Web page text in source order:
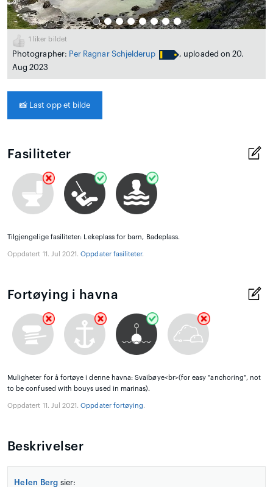
1 liker bildet
Photographer: Per Ragnar Schjelderup
, uploaded on 20.
Aug 2023
📸 Last opp et bilde
Fasiliteter
Tilgjengelige fasiliteter: Lekeplass for barn, Badeplass.
Oppdatert 11. Jul 2021.Oppdater fasiliteter.
Fortøying i havna
Muligheter for å fortøye i denne havna: Svaibøye<br>(for easy "anchoring", not
to be confused with bouys used in marinas).
Oppdatert 11. Jul 2021.Oppdater fortøying.
Beskrivelser
Helen Berg sier: